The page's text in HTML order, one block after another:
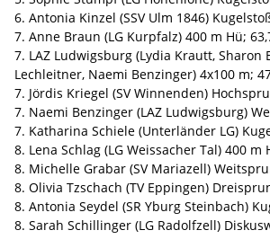
6. Antonia Kinzel (SSV Ulm 1846)
7. Anne Braun (LG Kurpfalz) 400 m Hü;
7. LAZ Ludwigsburg (Lydia Krautt, Sharon
Lechleitner, Naemi Benzinger) 4x100 m;
7. Jördis Kriegel (SV Winnenden)
7. Naemi Benzinger (LAZ Ludwigsburg)
7. Katharina Schiele (Unterländer LG)
8. Lena Schlag (LG Weissacher Tal) 400 m
8. Michelle Grabar (SV Mariazell)
8. Olivia Tzschach (TV Eppingen)
8. Antonia Seydel (SR Yburg Steinbach)
8. Sarah Schillinger (LG Radolfzell)